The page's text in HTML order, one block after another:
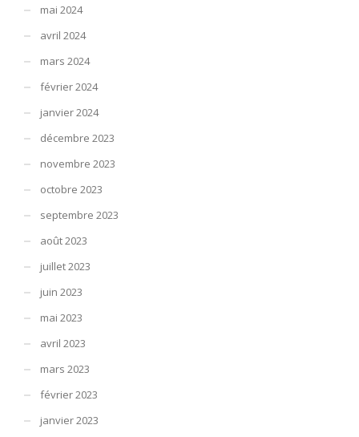
mai 2024
avril 2024
mars 2024
février 2024
janvier 2024
décembre 2023
novembre 2023
octobre 2023
septembre 2023
août 2023
juillet 2023
juin 2023
mai 2023
avril 2023
mars 2023
février 2023
janvier 2023